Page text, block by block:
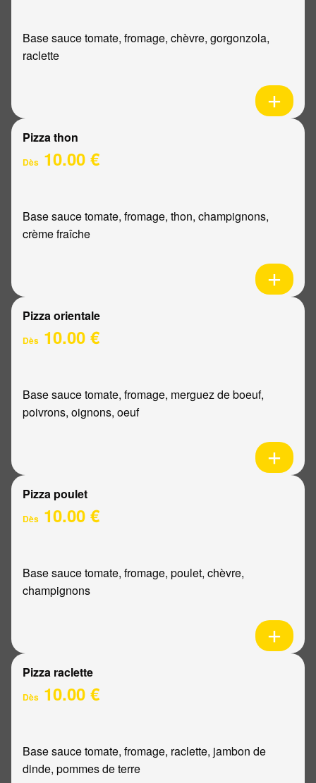
Base sauce tomate, fromage, chèvre, gorgonzola,
raclette
Pizza thon
Dès 10.00 €
Base sauce tomate, fromage, thon, champignons,
crème fraîche
Pizza orientale
Dès 10.00 €
Base sauce tomate, fromage, merguez de boeuf,
poivrons, oignons, oeuf
Pizza poulet
Dès 10.00 €
Base sauce tomate, fromage, poulet, chèvre,
champignons
Pizza raclette
Dès 10.00 €
Base sauce tomate, fromage, raclette, jambon de
dinde, pommes de terre